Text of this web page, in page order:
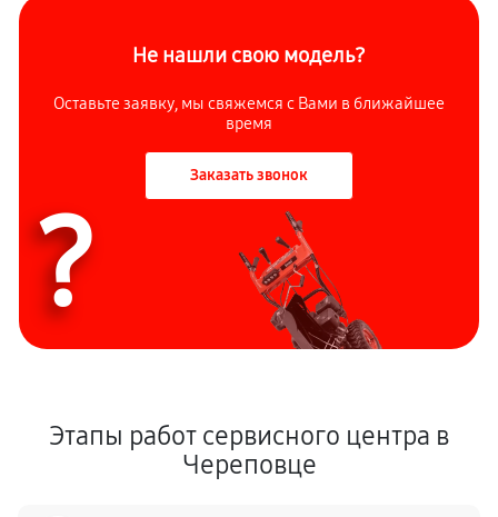
Не нашли свою модель?
Оставьте заявку, мы свяжемся с Вами в ближайшее
время
Заказать звонок
?
Этапы работ сервисного центра в
Череповце